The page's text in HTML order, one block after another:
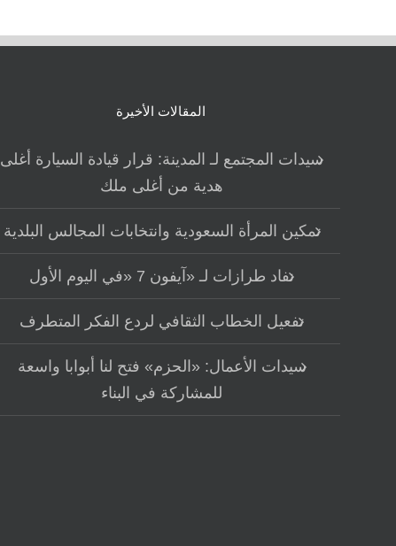
المقالات الأخيرة
سيدات المجتمع لـ المدينة: قرار قيادة السيارة أغلى
هدية من أغلى ملك
تمكين المرأة السعودية وانتخابات المجالس البلدية
نفاد طرازات لـ «آيفون 7 «في اليوم الأول
تفعيل الخطاب الثقافي لردع الفكر المتطرف
سيدات الأعمال: «الحزم» فتح لنا أبوابا واسعة
للمشاركة في البناء